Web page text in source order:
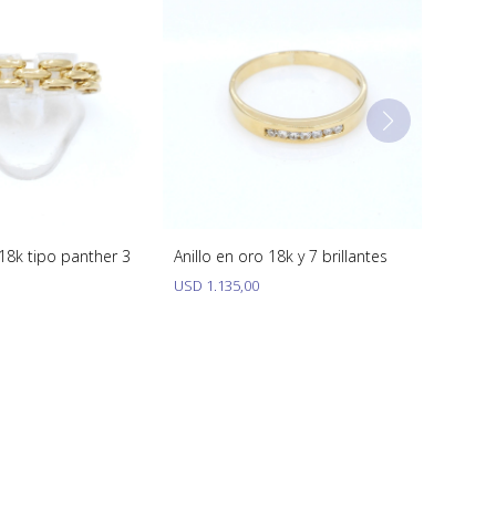
tipo panther 3 Anillo en oro 18k y 7 brillantes
USD 1.135,00